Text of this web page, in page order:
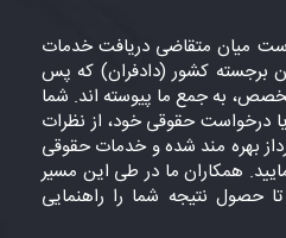
است میان متقاضی دریافت خدمات
برجسته کشور (دادفران) که پس
به جمع ما پیوسته اند. شما
درخواست حقوقی خود، از نظرات
بهره مند شده و خدمات حقوقی
همکاران ما در طی این مسیر
حصول نتیجه شما را راهنمایی